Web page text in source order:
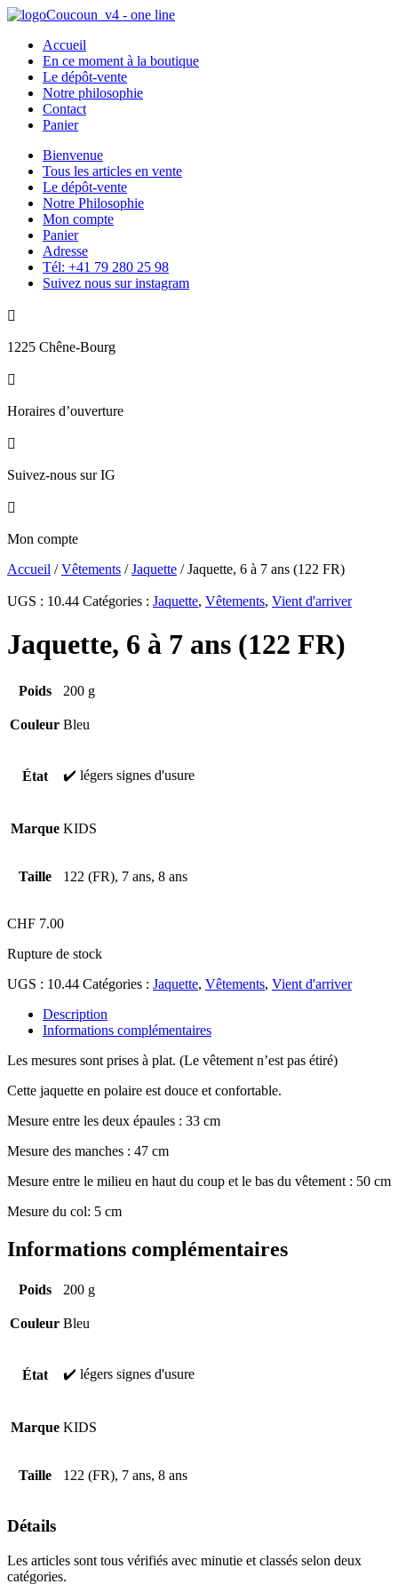
Accueil
En ce moment à la boutique
Le dépôt-vente
Notre philosophie
Contact
Panier
Bienvenue
Tous les articles en vente
Le dépôt-vente
Notre Philosophie
Mon compte
Panier
Adresse
Tél: +41 79 280 25 98
Suivez nous sur instagram

1225 Chêne-Bourg

Horaires d’ouverture

Suivez-nous sur IG

Mon compte
Accueil /Vêtements /Jaquette / Jaquette, 6 à 7 ans (122 FR)
UGS : 10.44 Catégories : Jaquette, Vêtements, Vient d'arriver
Jaquette, 6 à 7 ans (122 FR)
Poids 200 g
Couleur Bleu
État ✔️ légers signes d'usure
Marque KIDS
Taille 122 (FR), 7 ans, 8 ans
CHF 7.00
Rupture de stock
UGS : 10.44 Catégories : Jaquette, Vêtements, Vient d'arriver
Description
Informations complémentaires
Les mesures sont prises à plat. (Le vêtement n’est pas étiré)
Cette jaquette en polaire est douce et confortable.
Mesure entre les deux épaules : 33 cm
Mesure des manches : 47 cm
Mesure entre le milieu en haut du coup et le bas du vêtement : 50 cm
Mesure du col: 5 cm
Informations complémentaires
Poids 200 g
Couleur Bleu
État ✔️ légers signes d'usure
Marque KIDS
Taille 122 (FR), 7 ans, 8 ans
Détails
Les articles sont tous vérifiés avec minutie et classés selon deux
catégories.